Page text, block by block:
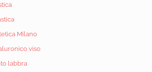
Milano
viso
labbra